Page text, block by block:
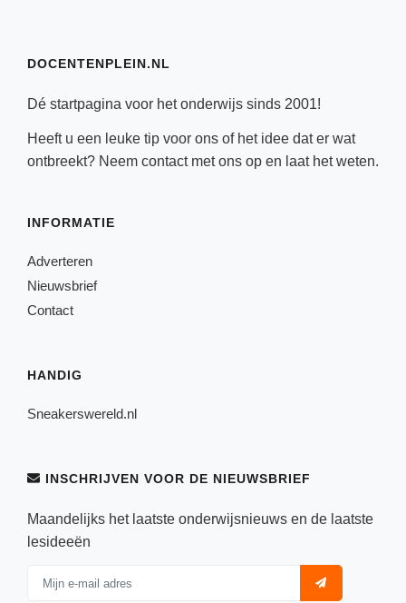
DOCENTENPLEIN.NL
Dé startpagina voor het onderwijs sinds 2001!
Heeft u een leuke tip voor ons of het idee dat er wat
ontbreekt? Neem contactmet ons op en laat het weten.
INFORMATIE
Adverteren
Nieuwsbrief
Contact
HANDIG
Sneakerswereld.nl
INSCHRIJVEN VOOR DE NIEUWSBRIEF
Maandelijks het laatste onderwijsnieuws en de laatste
lesideeën